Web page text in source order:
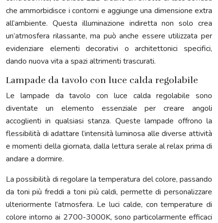
che ammorbidisce i contorni e aggiunge una dimensione extra
all’ambiente. Questa illuminazione indiretta non solo crea
un’atmosfera rilassante, ma può anche essere utilizzata per
evidenziare elementi decorativi o architettonici specifici,
dando nuova vita a spazi altrimenti trascurati.
Lampade da tavolo con luce calda regolabile
Le lampade da tavolo con luce calda regolabile sono
diventate un elemento essenziale per creare angoli
accoglienti in qualsiasi stanza. Queste lampade offrono la
flessibilità di adattare l’intensità luminosa alle diverse attività
e momenti della giornata, dalla lettura serale al relax prima di
andare a dormire.
La possibilità di regolare la temperatura del colore, passando
da toni più freddi a toni più caldi, permette di personalizzare
ulteriormente l’atmosfera. Le luci calde, con temperature di
colore intorno ai 2700-3000K, sono particolarmente efficaci